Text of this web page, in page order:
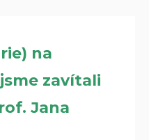
na
zavítali
Jana